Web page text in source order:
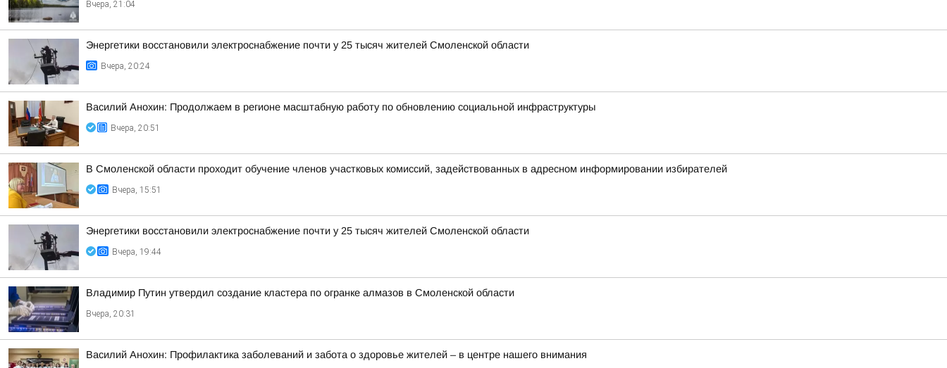
Вчера, 21:04
Энергетики восстановили электроснабжение почти у 25 тысяч жителей Смоленской области
Вчера, 20:24
Василий Анохин: Продолжаем в регионе масштабную работу по обновлению социальной инфраструктуры
Вчера, 20:51
В Смоленской области проходит обучение членов участковых комиссий, задействованных в адресном информировании избирателей
Вчера, 15:51
Энергетики восстановили электроснабжение почти у 25 тысяч жителей Смоленской области
Вчера, 19:44
Владимир Путин утвердил создание кластера по огранке алмазов в Смоленской области
Вчера, 20:31
Василий Анохин: Профилактика заболеваний и забота о здоровье жителей – в центре нашего внимания